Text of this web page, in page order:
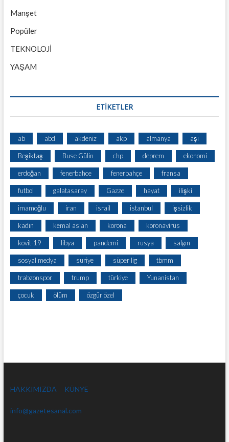
Manşet
Popüler
TEKNOLOJİ
YAŞAM
ETİKETLER
ab abd akdeniz akp almanya aşı
Beşiktaş Buse Gülin chp deprem ekonomi
erdoğan fenerbahce fenerbahçe fransa
futbol galatasaray Gazze hayat ilişki
imamoğlu iran israil istanbul işsizlik
kadın kemal aslan korona koronavirüs
kovit-19 libya pandemi rusya salgın
sosyal medya suriye süper lig tbmm
trabzonspor trump türkiye Yunanistan
çocuk ölüm özgür özel
HAKKIMIZDA KÜNYE
info@gazetesanal.com